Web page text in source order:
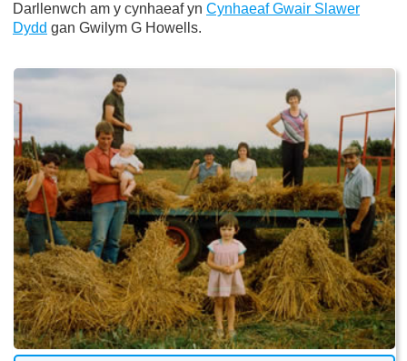
Darllenwch am y cynhaeaf yn Cynhaeaf Gwair Slawer
Dydd gan Gwilym G Howells.